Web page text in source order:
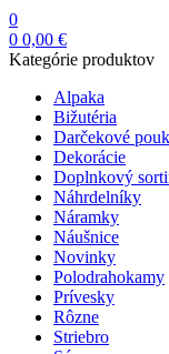
0
0 0,00 €
Kategórie produktov
Alpaka
Bižutéria
Darčekové
Dekorácie
Doplnkový
Náhrdelníky
Náramky
Náušnice
Novinky
Polodrahokamy
Prívesky
Rôzne
Striebro